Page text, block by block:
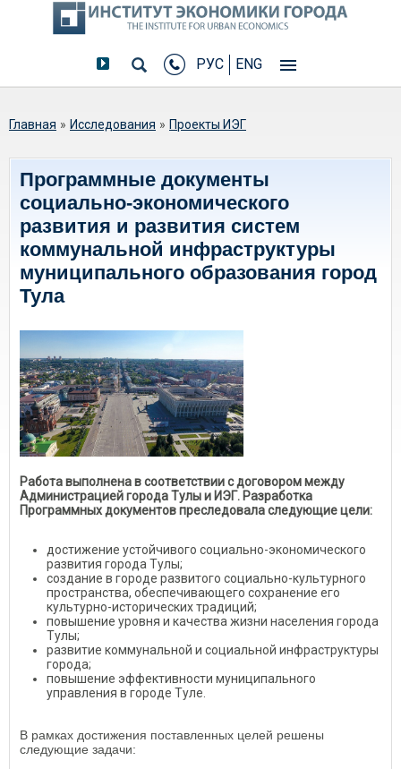
РУС ENG
Вы здесь
Главная » Исследования » Проекты ИЭГ
Программные документы
социально-экономического
развития и развития систем
коммунальной инфраструктуры
муниципального образования город
Тула
Работа выполнена в соответствии с договором между
Администрацией города Тулы и ИЭГ. Разработка
Программных документов преследовала следующие цели:
достижение устойчивого социально-экономического
развития города Тулы;
создание в городе развитого социально-культурного
пространства, обеспечивающего сохранение его
культурно-исторических традиций;
повышение уровня и качества жизни населения города
Тулы;
развитие коммунальной и социальной инфраструктуры
города;
повышение эффективности муниципального
управления в городе Туле.
В рамках достижения поставленных целей решены
следующие задачи: